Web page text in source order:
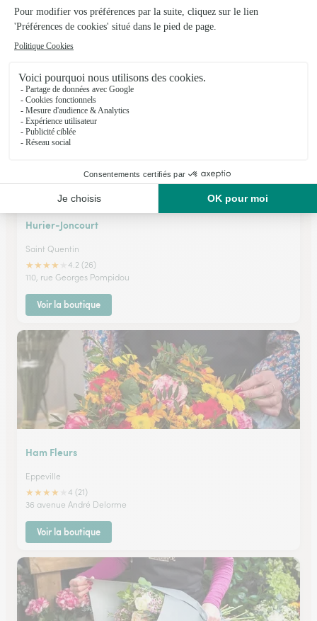
St Quentin
63, rue Emile Zola
Voir la boutique
Hurier-Joncourt
Saint Quentin
★★★★
4.2 (26)
110, rue Georges Pompidou
Voir la boutique
Ham Fleurs
Eppeville
★★★★
4 (21)
36 avenue André Delorme
Voir la boutique